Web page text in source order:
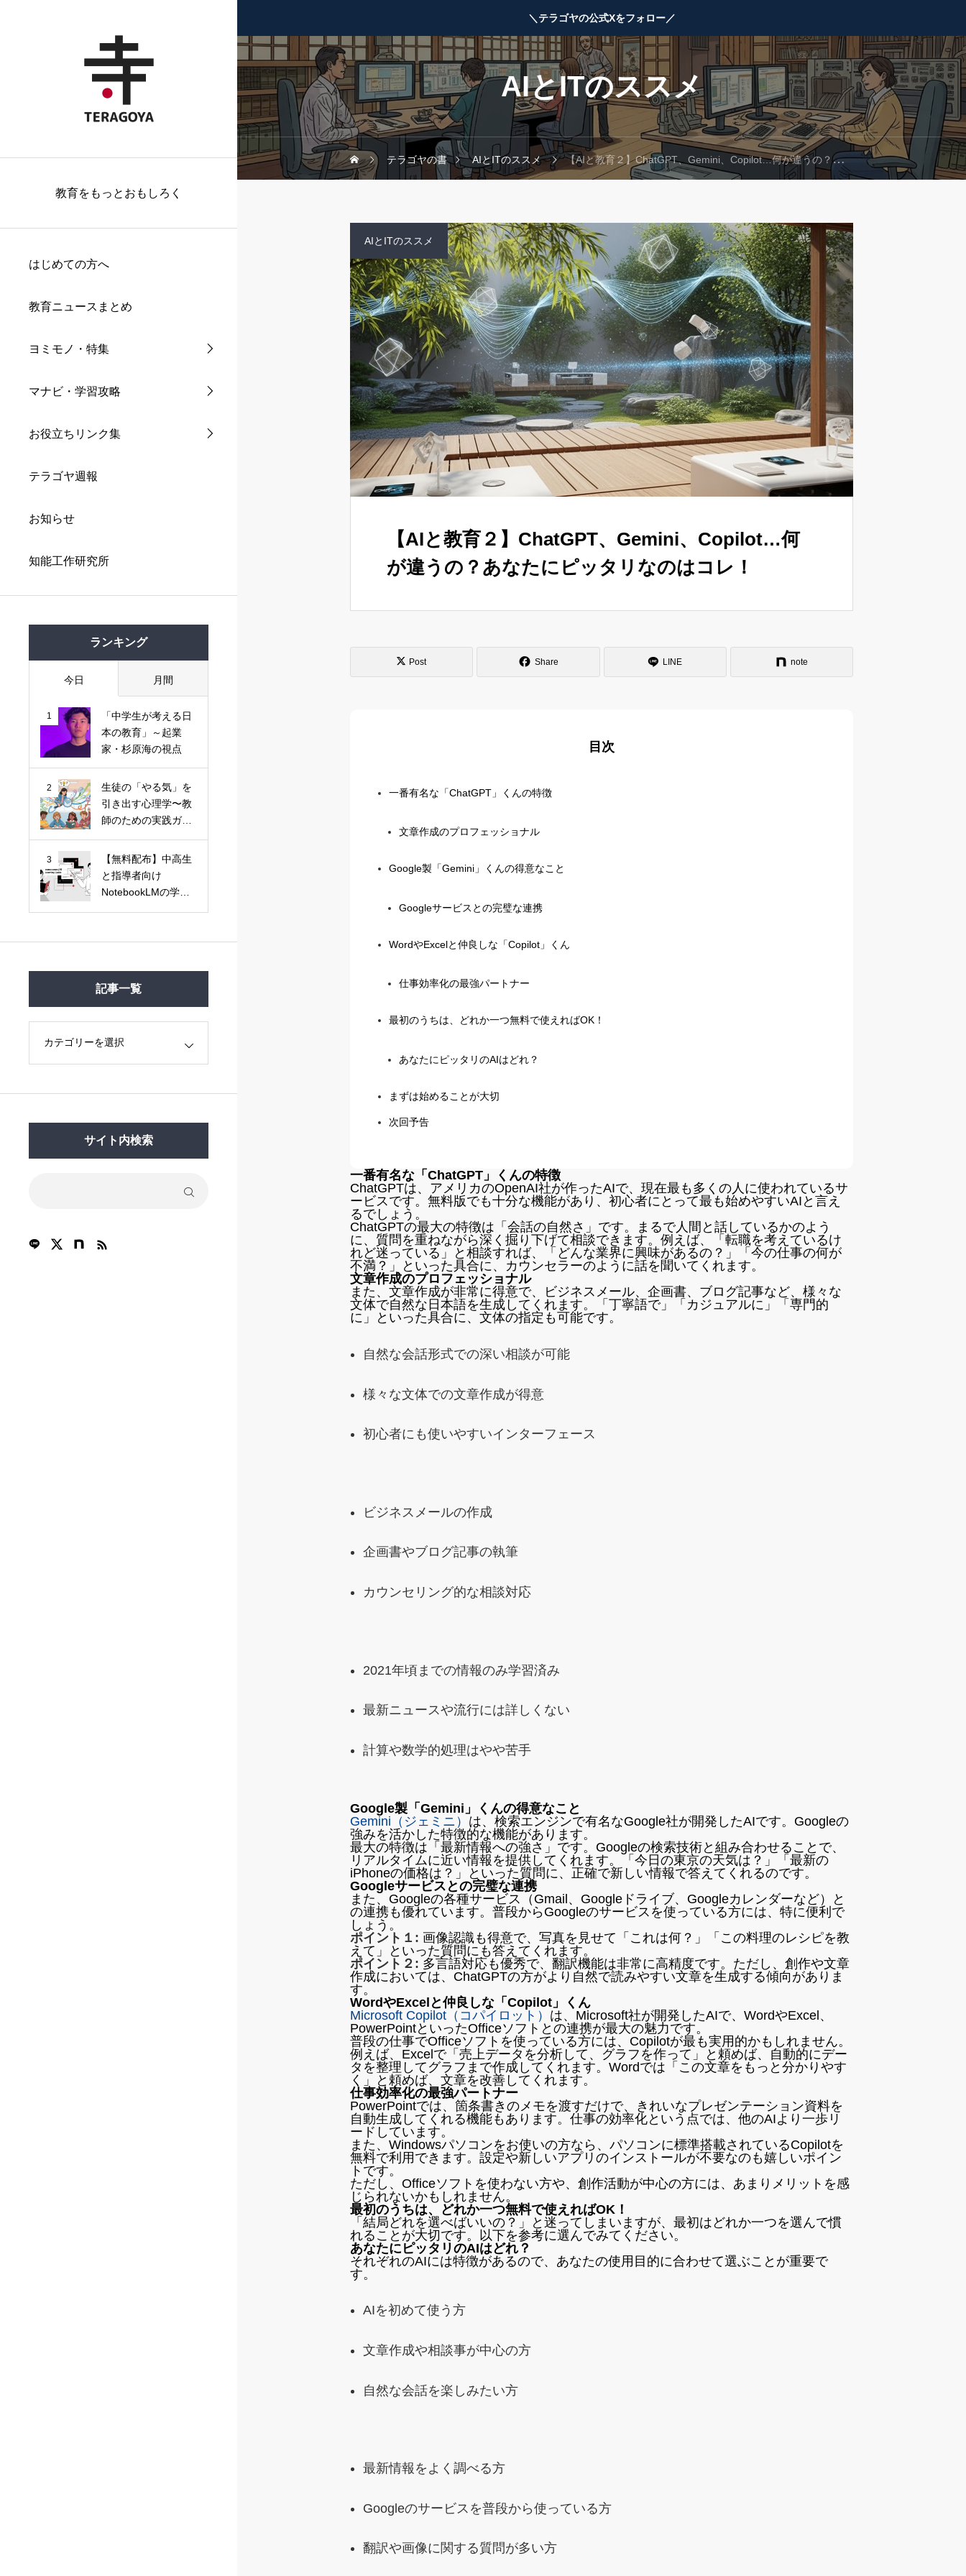
＼テラゴヤの公式Xをフォロー／
教育をもっとおもしろく
はじめての方へ
教育ニュースまとめ
ヨミモノ・特集
マナビ・学習攻略
お役立ちリンク集
テラゴヤ週報
お知らせ
知能工作研究所
ランキング
今日 月間
1
「中学生が考える日
本の教育」～起業
家・杉原海の視点
2
生徒の「やる気」を
引き出す心理学〜教
師のための実践ガイ
3
【無料配布】中高生
と指導者向け
NotebookLMの学習
記事一覧
サイト内検索
AIとITのススメ
テラゴヤの書 AIとITのススメ 【AIと教育２】ChatGPT、Gemini、Copilot…何が違うの？あなたにピッタリなのはコレ！
AIとITのススメ
【AIと教育２】ChatGPT、Gemini、Copilot…何
が違うの？あなたにピッタリなのはコレ！
Post Share LINE note
目次
一番有名な「ChatGPT」くんの特徴
文章作成のプロフェッショナル
Google製「Gemini」くんの得意なこと
Googleサービスとの完璧な連携
WordやExcelと仲良しな「Copilot」くん
仕事効率化の最強パートナー
最初のうちは、どれか一つ無料で使えればOK！
あなたにピッタリのAIはどれ？
まずは始めることが大切
次回予告
一番有名な「ChatGPT」くんの特徴
ChatGPTは、アメリカのOpenAI社が作ったAIで、現在最も多くの人に使われているサ
ービスです。無料版でも十分な機能があり、初心者にとって最も始めやすいAIと言え
るでしょう。
ChatGPTの最大の特徴は「会話の自然さ」です。まるで人間と話しているかのよう
に、質問を重ねながら深く掘り下げて相談できます。例えば、「転職を考えているけ
れど迷っている」と相談すれば、「どんな業界に興味があるの？」「今の仕事の何が
不満？」といった具合に、カウンセラーのように話を聞いてくれます。
文章作成のプロフェッショナル
また、文章作成が非常に得意で、ビジネスメール、企画書、ブログ記事など、様々な
文体で自然な日本語を生成してくれます。「丁寧語で」「カジュアルに」「専門的
に」といった具合に、文体の指定も可能です。
自然な会話形式での深い相談が可能
様々な文体での文章作成が得意
初心者にも使いやすいインターフェース
ビジネスメールの作成
企画書やブログ記事の執筆
カウンセリング的な相談対応
2021年頃までの情報のみ学習済み
最新ニュースや流行には詳しくない
計算や数学的処理はやや苦手
Google製「Gemini」くんの得意なこと
Gemini（ジェミニ） は、検索エンジンで有名なGoogle社が開発したAIです。Googleの
強みを活かした特徴的な機能があります。
最大の特徴は「最新情報への強さ」です。Googleの検索技術と組み合わせることで、
リアルタイムに近い情報を提供してくれます。「今日の東京の天気は？」「最新の
iPhoneの価格は？」といった質問に、正確で新しい情報で答えてくれるのです。
Googleサービスとの完璧な連携
また、Googleの各種サービス（Gmail、Googleドライブ、Googleカレンダーなど）と
の連携も優れています。普段からGoogleのサービスを使っている方には、特に便利で
しょう。
ポイント１: 画像認識も得意で、写真を見せて「これは何？」「この料理のレシピを教
えて」といった質問にも答えてくれます。
ポイント２: 多言語対応も優秀で、翻訳機能は非常に高精度です。ただし、創作や文章
作成においては、ChatGPTの方がより自然で読みやすい文章を生成する傾向がありま
す。
WordやExcelと仲良しな「Copilot」くん
Microsoft Copilot（コパイロット） は、Microsoft社が開発したAIで、WordやExcel、
PowerPointといったOfficeソフトとの連携が最大の魅力です。
普段の仕事でOfficeソフトを使っている方には、Copilotが最も実用的かもしれません。
例えば、Excelで「売上データを分析して、グラフを作って」と頼めば、自動的にデー
タを整理してグラフまで作成してくれます。Wordでは「この文章をもっと分かりやす
く」と頼めば、文章を改善してくれます。
仕事効率化の最強パートナー
PowerPointでは、箇条書きのメモを渡すだけで、きれいなプレゼンテーション資料を
自動生成してくれる機能もあります。仕事の効率化という点では、他のAIより一歩リ
ードしています。
また、Windowsパソコンをお使いの方なら、パソコンに標準搭載されているCopilotを
無料で利用できます。設定や新しいアプリのインストールが不要なのも嬉しいポイン
トです。
ただし、Officeソフトを使わない方や、創作活動が中心の方には、あまりメリットを感
じられないかもしれません。
最初のうちは、どれか一つ無料で使えればOK！
「結局どれを選べばいいの？」と迷ってしまいますが、最初はどれか一つを選んで慣
れることが大切です。以下を参考に選んでみてください。
あなたにピッタリのAIはどれ？
それぞれのAIには特徴があるので、あなたの使用目的に合わせて選ぶことが重要で
す。
AIを初めて使う方
文章作成や相談事が中心の方
自然な会話を楽しみたい方
最新情報をよく調べる方
Googleのサービスを普段から使っている方
翻訳や画像に関する質問が多い方